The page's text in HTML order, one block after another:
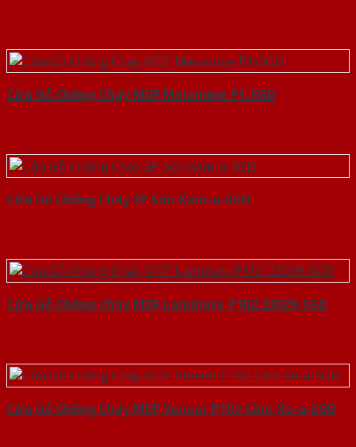
Cửa Gỗ Chống Cháy MDF Melamine P1-SGD
Cửa Gỗ Chống Cháy 2P Sơn Xám-a-SGD
Cửa Gỗ Chống Cháy MDF Laminate P1R2 23029-SGD
Cửa Gỗ Chống Cháy MDF Veneer P1R2 Căm Xe-a-SGD